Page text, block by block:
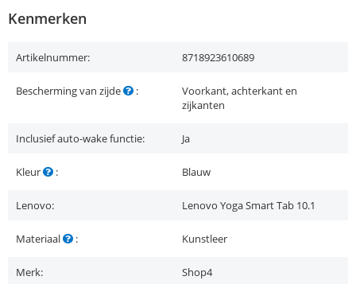
Kenmerken
Artikelnummer: 8718923610689
Bescherming van zijde :
Voorkant, achterkant en
zijkanten
Inclusief auto-wake functie: Ja
Kleur : Blauw
Lenovo: Lenovo Yoga Smart Tab 10.1
Materiaal : Kunstleer
Merk: Shop4